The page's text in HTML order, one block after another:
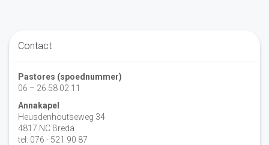
Contact
Pastores (spoednummer)
06 – 26 58 02 11
Annakapel
Heusdenhoutseweg 34
4817 NC Breda
tel: 076 - 521 90 87